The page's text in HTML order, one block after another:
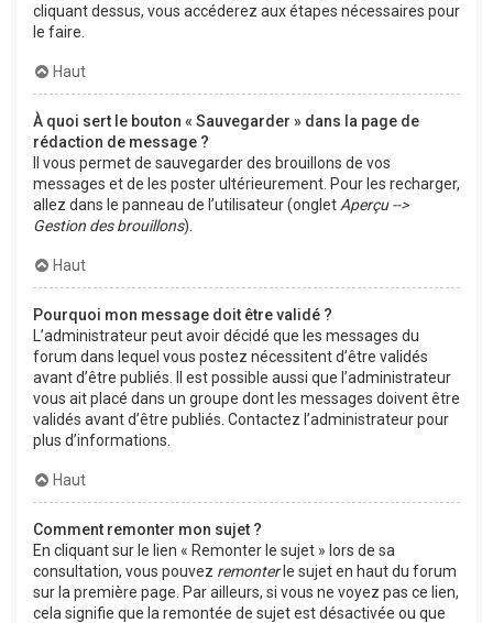
cliquant dessus, vous accéderez aux étapes nécessaires pour
le faire.
Haut
À quoi sert le bouton « Sauvegarder » dans la page de
rédaction de message ?
Il vous permet de sauvegarder des brouillons de vos
messages et de les poster ultérieurement. Pour les recharger,
allez dans le panneau de l’utilisateur (onglet Aperçu -->
Gestion des brouillons).
Haut
Pourquoi mon message doit être validé ?
L’administrateur peut avoir décidé que les messages du
forum dans lequel vous postez nécessitent d’être validés
avant d’être publiés. Il est possible aussi que l’administrateur
vous ait placé dans un groupe dont les messages doivent être
validés avant d’être publiés. Contactez l’administrateur pour
plus d’informations.
Haut
Comment remonter mon sujet ?
En cliquant sur le lien « Remonter le sujet » lors de sa
consultation, vous pouvez remonterle sujet en haut du forum
sur la première page. Par ailleurs, si vous ne voyez pas ce lien,
cela signifie que la remontée de sujet est désactivée ou que